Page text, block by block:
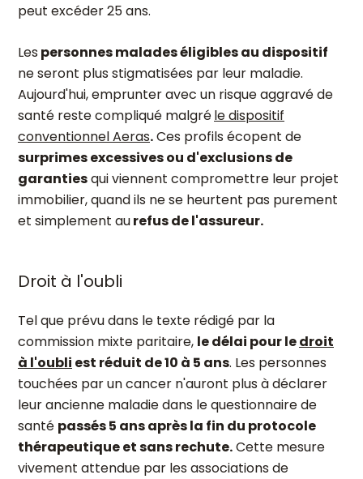
peut excéder 25 ans.
Lespersonnes malades éligibles au dispositif
ne seront plus stigmatisées par leur maladie.
Aujourd'hui, emprunter avec un risque aggravé de
santé restecompliqué malgréle dispositif
conventionnel Aeras.Ces profils écopent de
surprimes excessives ou d'exclusions de
garantiesqui viennent compromettre leur projet
immobilier, quand ils ne se heurtent pas purement
et simplement aurefus de l'assureur.
Droit à l'oubli
Tel que prévu dans le texte rédigé par la
commission mixte paritaire, le délai pour ledroit
à l'oubli est réduit de 10 à 5 ans. Les personnes
touchées par un cancer n'auront plus à déclarer
leur ancienne maladie dans le questionnaire de
santé passés 5 ans après la fin du protocole
thérapeutique et sans rechute.Cette mesure
vivement attendue par les associations de